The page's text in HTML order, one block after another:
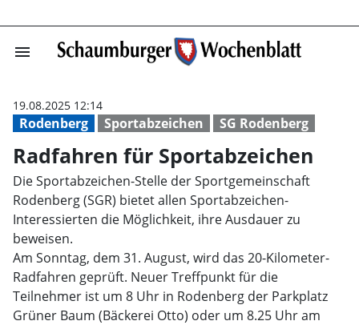
menu Radfahren für
Rodenberg Sportabzeichen SG Rodenberg
19.08.2025 12:14
Radfahren für Sportabzeichen
Die Sportabzeichen-Stelle der Sportgemeinschaft
Rodenberg (SGR) bietet allen Sportabzeichen-
Interessierten die Möglichkeit, ihre Ausdauer zu
beweisen.
Am Sonntag, dem 31. August, wird das 20-Kilometer-
Radfahren geprüft. Neuer Treffpunkt für die
Teilnehmer ist um 8 Uhr in Rodenberg der Parkplatz
Grüner Baum (Bäckerei Otto) oder um 8.25 Uhr am